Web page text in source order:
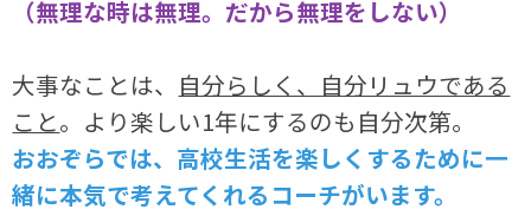
（無理な時は無理。だから無理をしない）
大事なことは、 自分らしく、自分リュウである
こと。より楽しい1年にするのも自分次第。
おおぞらでは、高校生活を楽しくするために一
緒に本気で考えてくれるコーチがいます。